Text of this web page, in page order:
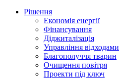
Рішення
Економія енергії
Фінансування
Діджиталізація
Управління відходами
Благополуччя тварин
Очищення повітря
Проекти під ключ